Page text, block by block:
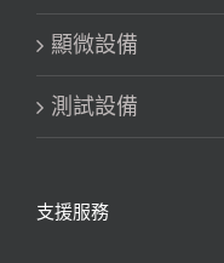
顯微設備
測試設備
支援服務